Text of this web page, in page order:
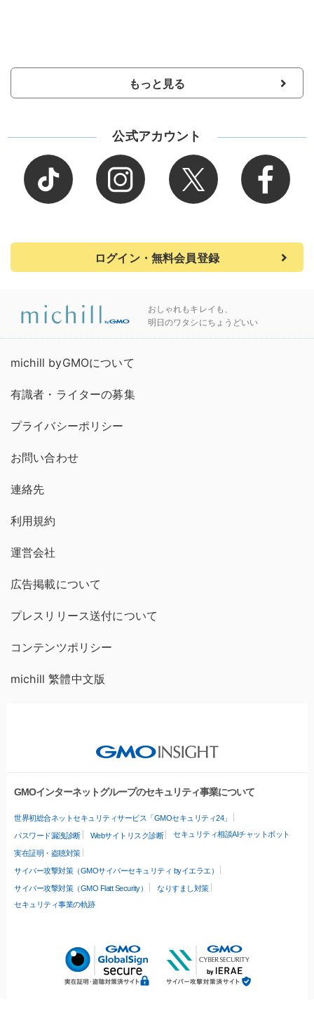
もっと見る
公式アカウント
ログイン・無料会員登録
おしゃれもキレイも、
明日のワタシにちょうどいい
michill byGMOについて
有識者・ライターの募集
プライバシーポリシー
お問い合わせ
連絡先
利用規約
運営会社
広告掲載について
プレスリリース送付について
コンテンツポリシー
michill 繁體中文版
GMOインターネットグループのセキュリティ事業について
世界初総合ネットセキュリティサービス「GMOセキュリティ24」
パスワード漏洩診断 Webサイトリスク診断 セキュリティ相談AIチャットボット
実在証明・盗聴対策
サイバー攻撃対策（GMOサイバーセキュリティ byイエラエ）
サイバー攻撃対策（GMO Flatt Security）
なりすまし対策
セキュリティ事業の軌跡